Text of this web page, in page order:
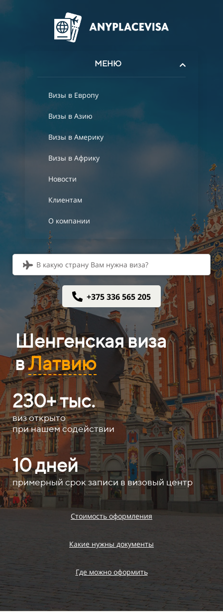
МЕНЮ
Визы в Европу
Визы в Азию
Визы в Америку
Визы в Африку
Новости
Клиентам
О компании
В какую страну Вам нужна виза?
+375 336 565 205
Шенгенская виза
вЛатвию
230+ тыс.​​​​
виз открыто
при нашем содействии
10 дней
примерный срок записи в визовый центр
Стоимость оформления
Какие нужны документы
Где можно оформить